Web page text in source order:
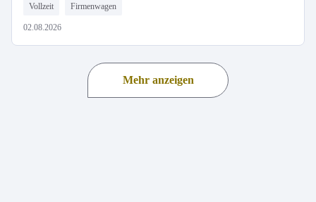
Vollzeit Firmenwagen
02.08.2026
Mehr anzeigen